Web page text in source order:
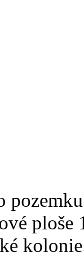
ploše